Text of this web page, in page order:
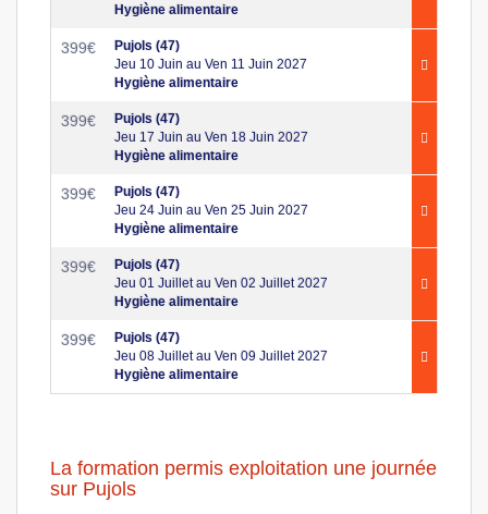
Hygiène alimentaire
399€
Pujols (47)
Jeu 10 Juin au Ven 11 Juin 2027
Hygiène alimentaire
399€
Pujols (47)
Jeu 17 Juin au Ven 18 Juin 2027
Hygiène alimentaire
399€
Pujols (47)
Jeu 24 Juin au Ven 25 Juin 2027
Hygiène alimentaire
399€
Pujols (47)
Jeu 01 Juillet au Ven 02 Juillet 2027
Hygiène alimentaire
399€
Pujols (47)
Jeu 08 Juillet au Ven 09 Juillet 2027
Hygiène alimentaire
La formation permis exploitation une journée
sur Pujols